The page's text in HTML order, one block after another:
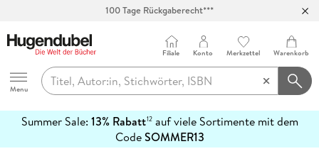
100 Tage Rückgaberecht***
Hugendubel
Menu
Filiale Konto Merkzettel Warenkorb
Summer Sale: 13% Rabatt12auf viele Sortimente mit dem
CodeSOMMER13
erfahren